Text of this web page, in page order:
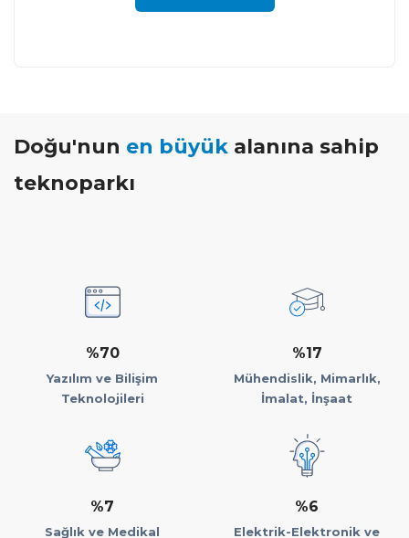
Doğu'nun en büyük alanına sahip
teknoparkı
%70
Yazılım ve Bilişim
Teknolojileri
%17
Mühendislik, Mimarlık,
İmalat, İnşaat
%7
Sağlık ve Medikal
%6
Elektrik-Elektronik ve